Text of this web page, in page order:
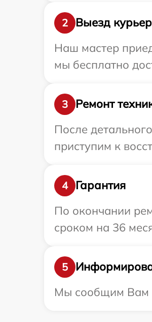
2
Выезд
Наш мастер
мы бесплатно
3
Ремонт
После
приступим к
4
Гарантия
По окончании
сроком на 36
5
Мы сообщим Вам